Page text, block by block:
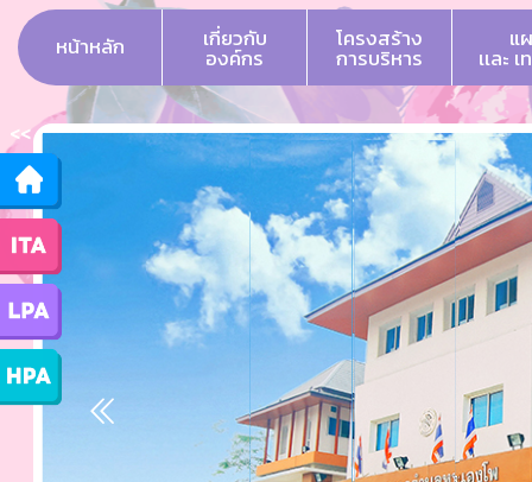
<<
หน้าหลัก เกี่ยวกับ
องค์กร
โครงสร้าง
การบริหาร
แ
เเละ